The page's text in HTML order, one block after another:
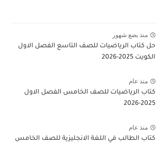
منذ بضع شهور
حل كتاب الرياضيات للصف التاسع الفصل الاول
الكويت 2025-2026
منذ عام
كتاب الرياضيات للصف الخامس الفصل الاول
2025-2026
منذ عام
كتاب الطالب في اللغة الانجليزية للصف الخامس